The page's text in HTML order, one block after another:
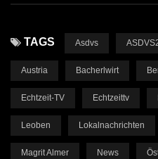
TAGS Asdvs
Austria Bacherlwirt
Echtzeit-TV Echtzeittv
Leoben Lokalnachrichten
Magrit Almer News